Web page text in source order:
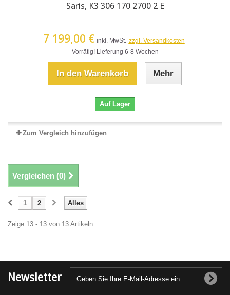
Saris, K3 306 170 2700 2 E
7 199,00 € inkl. MwSt. zzgl. Versandkosten
Vorrätig! Lieferung 6-8 Wochen
In den Warenkorb Mehr
Auf Lager
Zum Vergleich hinzufügen
Vergleichen (0)
Alles
1 2
Zeige 13 - 13 von 13 Artikeln
Newsletter